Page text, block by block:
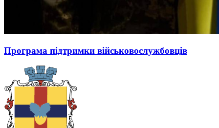
Програма підтримки військовослужбовців